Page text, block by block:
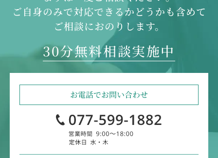
ご自身のみで対応できるかどうかも含めて
ご相談におのりします。
30分無料相談実施中
お電話でお問い合わせ